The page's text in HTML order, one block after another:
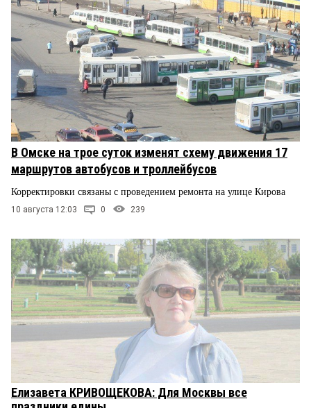
В Омске на трое суток изменят схему движения 17
маршрутов автобусов и троллейбусов
Корректировки связаны с проведением ремонта на улице Кирова
10 августа 12:03 0 239
Елизавета КРИВОЩЕКОВА: Для Москвы все